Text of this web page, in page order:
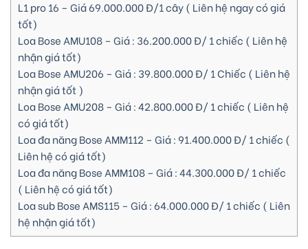
L1 pro 16 – Giá 69.000.000 Đ/1 cây ( Liên hệ ngay có giá
tốt)
Loa Bose AMU108 – Giá : 36.200.000 Đ/ 1 chiếc ( Liên hệ
nhận giá tốt)
Loa Bose AMU206 – Giá : 39.800.000 Đ/ 1 Chiếc ( Liên hệ
nhận giá tốt )
Loa Bose AMU208 – Giá : 42.800.000 Đ/ 1 chiếc ( Liên hệ
có giá tốt)
Loa đa năng Bose AMM112 – Giá : 91.400.000 Đ/ 1 chiếc (
Liên hệ có giá tốt)
Loa đa năng Bose AMM108 – Giá : 44.300.000 Đ/ 1 chiếc
( Liên hệ có giá tốt)
Loa sub Bose AMS115 – Giá : 64.000.000 Đ/ 1 chiếc ( Liên
hệ nhận giá tốt)